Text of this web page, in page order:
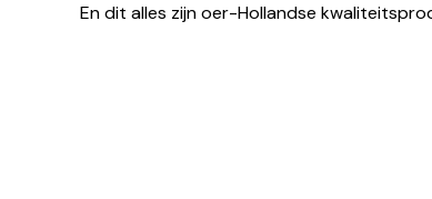
En dit alles zijn oer-Hollandse